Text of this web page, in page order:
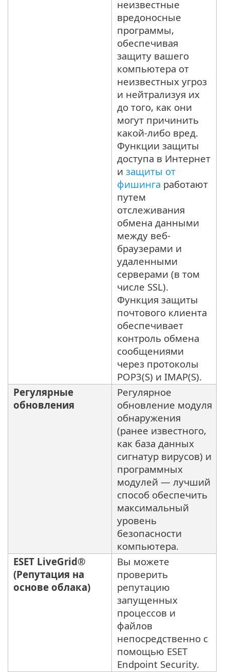
неизвестные
вредоносные
программы,
обеспечивая
защиту вашего
компьютера от
неизвестных угроз
и нейтрализуя их
до того, как они
могут причинить
какой-либо вред.
Функции защиты
доступа в Интернет
и защиты от
фишинга работают
путем
отслеживания
обмена данными
между веб-
браузерами и
удаленными
серверами (в том
числе SSL).
Функция защиты
почтового клиента
обеспечивает
контроль обмена
сообщениями
через протоколы
POP3(S) и IMAP(S).
Регулярные
обновления
Регулярное
обновление модуля
обнаружения
(ранее известного,
как база данных
сигнатур вирусов) и
программных
модулей — лучший
способ обеспечить
максимальный
уровень
безопасности
компьютера.
ESET LiveGrid®
(Репутация на
основе облака)
Вы можете
проверить
репутацию
запущенных
процессов и
файлов
непосредственно с
помощью ESET
Endpoint Security.